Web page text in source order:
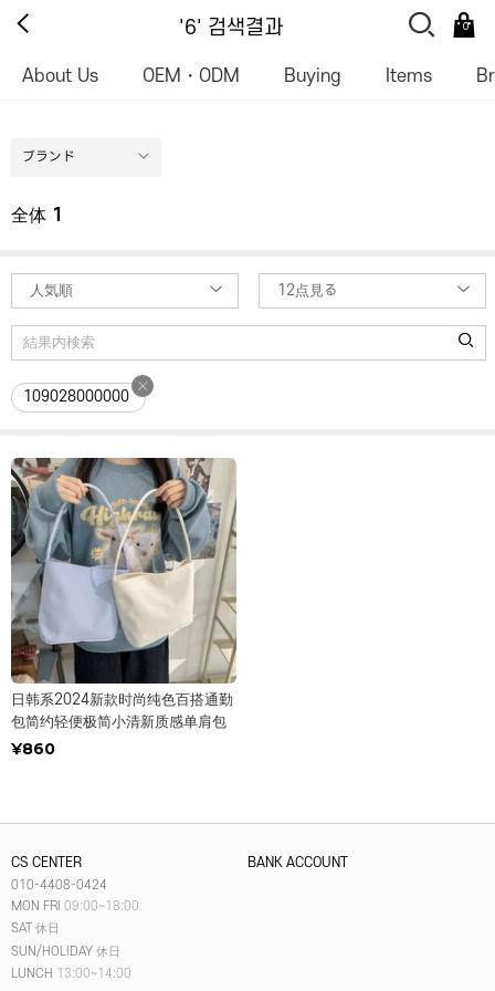
'6' 검색결과 0
About Us OEM・ODM Buying Items
ブランド
全体 1
人気順 12点見る
109028000000
日韩系2024新款时尚纯色百搭通勤
包简约轻便极简小清新质感单肩包
¥860
CS CENTER
010-4408-0424
MON FRI 09:00~18:00
SAT 休日
SUN/HOLIDAY 休日
LUNCH 13:00~14:00
BANK ACCOUNT